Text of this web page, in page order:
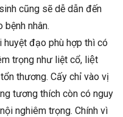
cũng sẽ dễ dẫn đến
bệnh nhân.
đạo phù hợp thì có
trọng như liệt cổ, liệt
thương. Cấy chỉ vào vị
tương thích còn có nguy
nghiêm trọng. Chính vì